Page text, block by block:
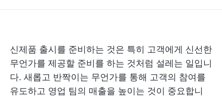
신제품 출시를 준비하는 것은 특히 고객에게 신선한
무언가를 제공할 준비를 하는 것처럼 설레는 일입니
다. 새롭고 반짝이는 무언가를 통해 고객의 참여를
유도하고 영업 팀의 매출을 높이는 것이 중요합니